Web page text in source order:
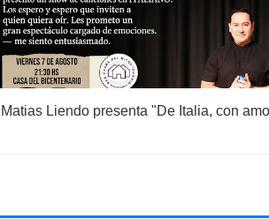
Matias Liendo presenta "De Italia, con